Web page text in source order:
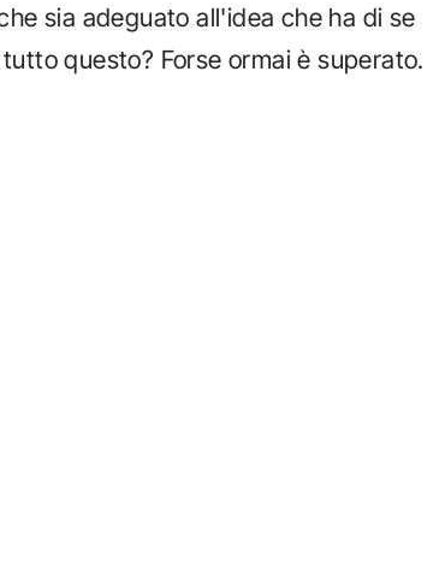
sia adeguato all'idea che ha di se
questo? Forse ormai è superato.